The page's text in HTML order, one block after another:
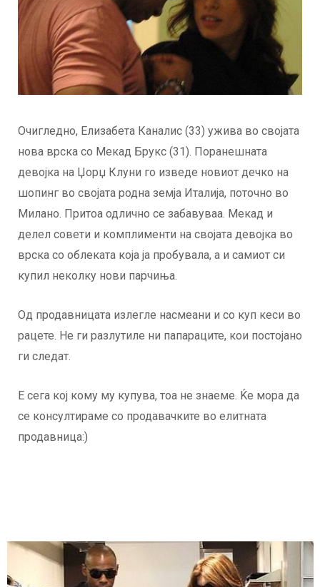
Очигледно, Елизабета Каналис (33) ужива во својата
нова врска со Мекад Брукс (31). Поранешната
девојка на Џорџ Клуни го изведе новиот дечко на
шопинг во својата родна земја Италија, поточно во
Милано. Притоа одлично се забавуваа. Мекад и
делел совети и комплименти на својата девојка во
врска со облеката која ја пробувала, а и самиот си
купил неколку нови парчиња.
Од продавницата излегле насмеани и со куп кеси во
рацете. Не ги разлутиле ни папараците, кои постојано
ги следат.
Е сега кој кому му купува, тоа не знаеме. Ќе мора да
се консултираме со продавачките во елитната
продавница:)